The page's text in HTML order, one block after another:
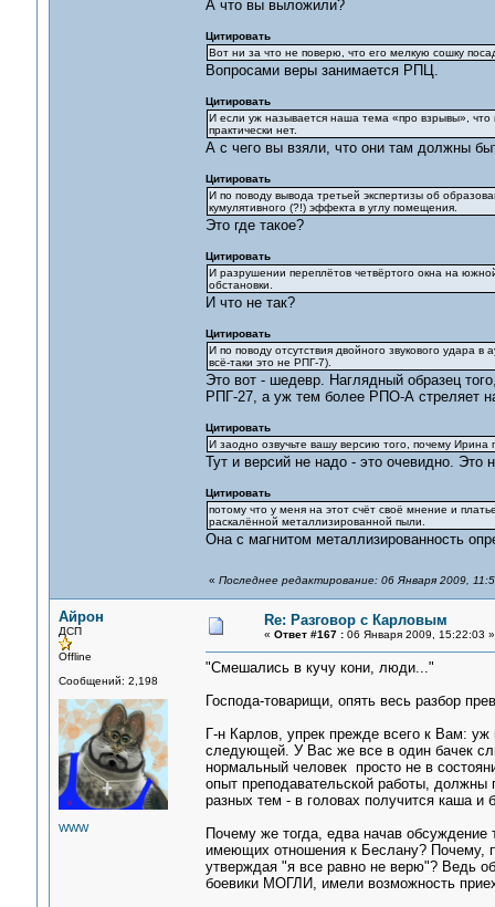
А что вы выложили?
Цитировать
Вот ни за что не поверю, что его мелкую сошку
Вопросами веры занимается РПЦ.
Цитировать
И если уж называется наша тема «про взрывы», что
практически нет.
А с чего вы взяли, что они там должны
Цитировать
И по поводу вывода третьей экспертизы об
кумулятивного (?!) эффекта в углу помещения.
Это где такое?
Цитировать
И разрушении переплётов четвёртого окна на
обстановки.
И что не так?
Цитировать
И по поводу отсутствия двойного звукового удара
всё-таки это не РПГ-7).
Это вот - шедевр. Наглядный образец
РПГ-27, а уж тем более РПО-А стреляет
Цитировать
И заодно озвучьте вашу версию того, почему
Тут и версий не надо - это очевидно.
Цитировать
потому что у меня на этот счёт своё мнение и
раскалённой металлизированной пыли.
Она с магнитом металлизированность
« Последнее редактирование: 06 Января 2009,
Айрон
ДСП
Offline
Сообщений: 2,198
WWW
Re: Разговор с Карловым
« Ответ #167 :06 Января 2009, 15:22:03 »
"Смешались в кучу кони, люди..."
Господа-товарищи, опять весь разбор
Г-н Карлов, упрек прежде всего к Вам:
следующей. У Вас же все в один бачек
нормальный человек просто не в
опыт преподавательской работы, должны
разных тем - в головах получится каша
Почему же тогда, едва начав
имеющих отношения к Беслану? Почему,
утверждая "я все равно не верю"? Ведь
боевики МОГЛИ, имели возможность